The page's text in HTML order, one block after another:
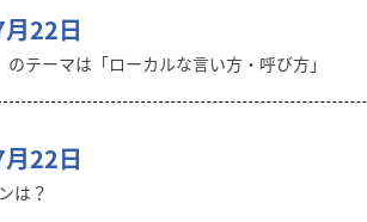
22日
テーマは「ローカルな言い方・呼び方」
22日
は？